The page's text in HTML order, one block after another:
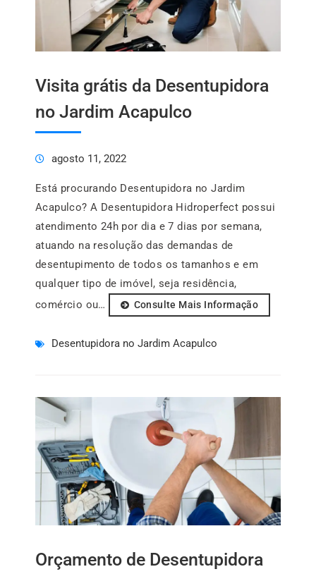
Visita grátis da Desentupidora
no Jardim Acapulco
agosto 11, 2022
Está procurando Desentupidora no Jardim
Acapulco? A Desentupidora Hidroperfect possui
atendimento 24h por dia e 7 dias por semana,
atuando na resolução das demandas de
desentupimento de todos os tamanhos e em
qualquer tipo de imóvel, seja residência,
comércio ou…
Consulte Mais Informação
Desentupidora no Jardim Acapulco
Orçamento de Desentupidora